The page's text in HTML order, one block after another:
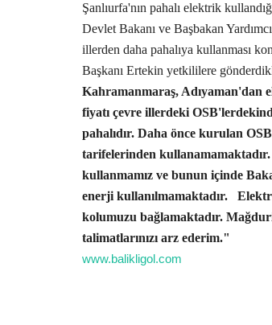
Şanlıurfa'nın pahalı elektrik
Devlet Bakanı ve Başbakan
illerden daha pahalıya kullanması
Başkanı Ertekin yetkililere
Kahramanmaraş, Adıyaman'dan
fiyatı çevre illerdeki
pahalıdır. Daha önce kurulan
tarifelerinden
kullanmamız ve bunun içinde
enerji kullanılmamaktadır.
kolumuzu bağlamaktadır.
talimatlarınızı arz ederim."
www.balikligol.com